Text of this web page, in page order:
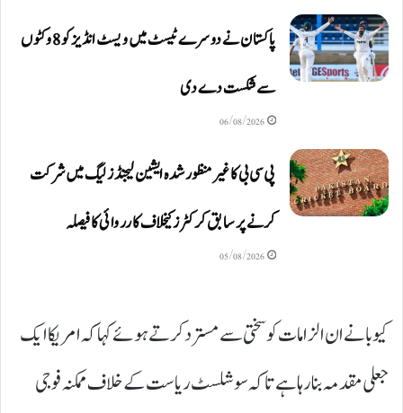
پاکستان نے دوسرے ٹیسٹ میں ویسٹ انڈیز کو 8 وکٹوں
سے شکست دے دی
06/08/2026
پی سی بی کا غیر منظور شدہ ایشین لیجنڈز لیگ میں شرکت
کرنے پر سابق کرکٹرز کیخلاف کارروائی کا فیصلہ
05/08/2026
کیوبا نے ان الزامات کو سختی سے مسترد کرتے ہوئے کہا کہ امریکا ایک
جعلی مقدمہ بنا رہا ہے تاکہ سوشلسٹ ریاست کے خلاف ممکنہ فوجی